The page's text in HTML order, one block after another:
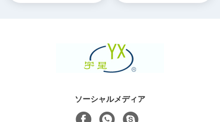
ソーシャルメディア